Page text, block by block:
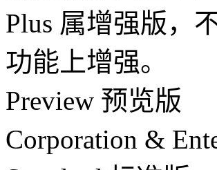
Plus 属增强版，
功能上增强。
Preview 预览版
Corporation &